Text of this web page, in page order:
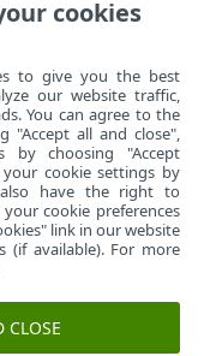
cookies
to give you the best
our website traffic,
You can agree to the
"Accept all and close",
by choosing "Accept
cookie settings by
also have the right to
cookie preferences
link in our website
available). For more
CLOSE